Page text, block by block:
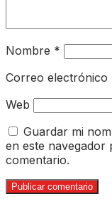
Nombre *
Correo electrónico
Web
Guardar mi
en este navegador
comentario.